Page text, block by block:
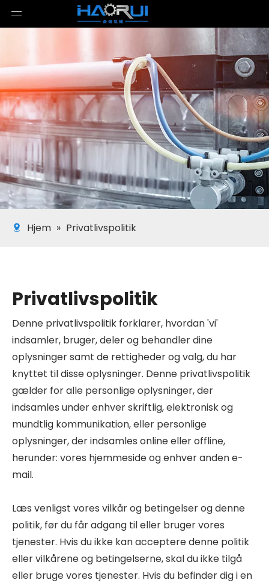
Hjem » Privatlivspolitik
Privatlivspolitik
Denne privatlivspolitik forklarer, hvordan 'vi'
indsamler, bruger, deler og behandler dine
oplysninger samt de rettigheder og valg, du har
knyttet til disse oplysninger. Denne privatlivspolitik
gælder for alle personlige oplysninger, der
indsamles under enhver skriftlig, elektronisk og
mundtlig kommunikation, eller personlige
oplysninger, der indsamles online eller offline,
herunder: vores hjemmeside og enhver anden e-
mail.
Læs venligst vores vilkår og betingelser og denne
politik, før du får adgang til eller bruger vores
tjenester. Hvis du ikke kan acceptere denne politik
eller vilkårene og betingelserne, skal du ikke tilgå
eller bruge vores tjenester. Hvis du befinder dig i en